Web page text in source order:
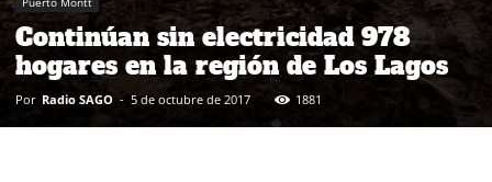
Continúan sin electricidad 978
hogares en la región de Los Lagos
Por Radio SAGO - 5 de octubre de 2017 1881